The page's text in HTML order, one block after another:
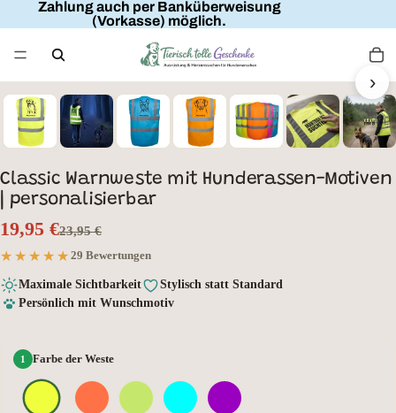
Zahlung auch per Banküberweisung
(Vorkasse) möglich.
Wunschtext ›
Classic Warnweste mit Hunderassen-Motiven
| personalisierbar
19,95 €23,95 €
★★★★★
★★★★★ 29 Bewertungen
Maximale Sichtbarkeit
Stylisch statt Standard
Persönlich mit Wunschmotiv
Farbe der Weste